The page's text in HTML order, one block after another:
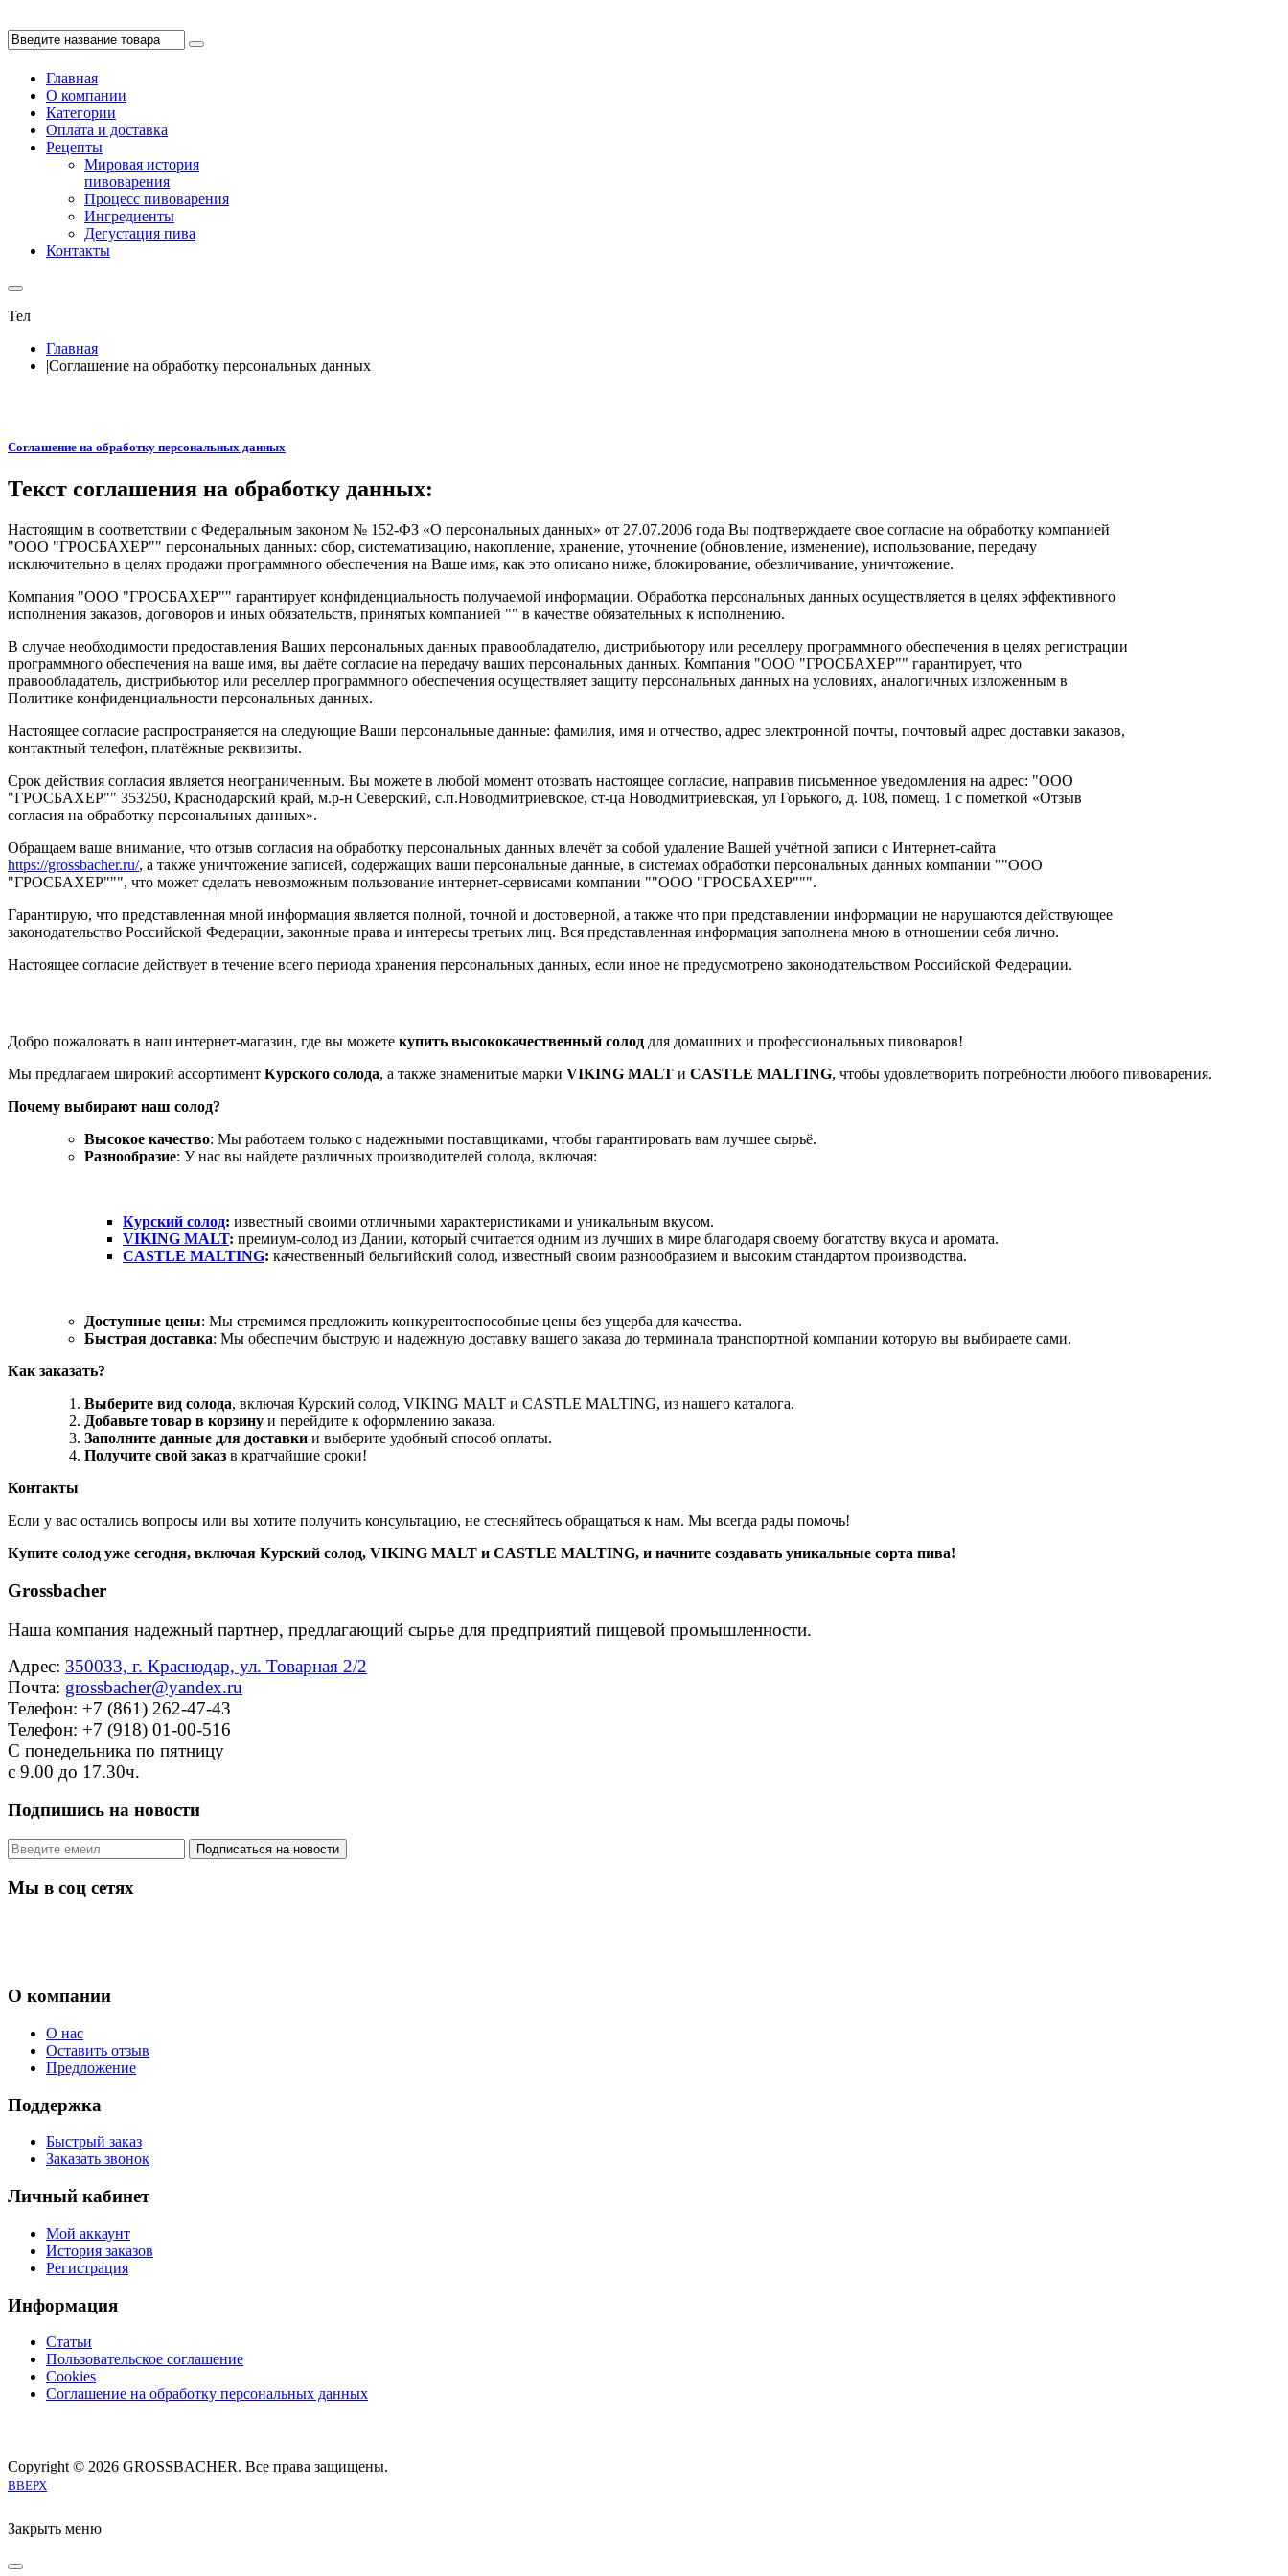
Главная
О компании
Категории
Оплата и доставка
Рецепты
Мировая история
пивоварения
Процесс пивоварения
Ингредиенты
Дегустация пива
Контакты
Тел
Главная
|Соглашение на обработку персональных данных
Соглашение на обработку персональных данных
Текст соглашения на обработку данных:
Настоящим в соответствии с Федеральным законом № 152-ФЗ «О персональных данных» от 27.07.2006 года Вы подтверждаете свое согласие на обработку компанией
"ООО "ГРОСБАХЕР"" персональных данных: сбор, систематизацию, накопление, хранение, уточнение (обновление, изменение), использование, передачу
исключительно в целях продажи программного обеспечения на Ваше имя, как это описано ниже, блокирование, обезличивание, уничтожение.
Компания "ООО "ГРОСБАХЕР"" гарантирует конфиденциальность получаемой информации. Обработка персональных данных осуществляется в целях эффективного
исполнения заказов, договоров и иных обязательств, принятых компанией "" в качестве обязательных к исполнению.
В случае необходимости предоставления Ваших персональных данных правообладателю, дистрибьютору или реселлеру программного обеспечения в целях регистрации
программного обеспечения на ваше имя, вы даёте согласие на передачу ваших персональных данных. Компания "ООО "ГРОСБАХЕР"" гарантирует, что
правообладатель, дистрибьютор или реселлер программного обеспечения осуществляет защиту персональных данных на условиях, аналогичных изложенным в
Политике конфиденциальности персональных данных.
Настоящее согласие распространяется на следующие Ваши персональные данные: фамилия, имя и отчество, адрес электронной почты, почтовый адрес доставки заказов,
контактный телефон, платёжные реквизиты.
Срок действия согласия является неограниченным. Вы можете в любой момент отозвать настоящее согласие, направив письменное уведомления на адрес: "ООО
"ГРОСБАХЕР"" 353250, Краснодарский край, м.р-н Северский, с.п.Новодмитриевское, ст-ца Новодмитриевская, ул Горького, д. 108, помещ. 1 с пометкой «Отзыв
согласия на обработку персональных данных».
Обращаем ваше внимание, что отзыв согласия на обработку персональных данных влечёт за собой удаление Вашей учётной записи с Интернет-сайта
https://grossbacher.ru/, а также уничтожение записей, содержащих ваши персональные данные, в системах обработки персональных данных компании ""ООО
"ГРОСБАХЕР""", что может сделать невозможным пользование интернет-сервисами компании ""ООО "ГРОСБАХЕР""".
Гарантирую, что представленная мной информация является полной, точной и достоверной, а также что при представлении информации не нарушаются действующее
законодательство Российской Федерации, законные права и интересы третьих лиц. Вся представленная информация заполнена мною в отношении себя лично.
Настоящее согласие действует в течение всего периода хранения персональных данных, если иное не предусмотрено законодательством Российской Федерации.
Добро пожаловать в наш интернет-магазин, где вы можете купить высококачественный солод для домашних и профессиональных пивоваров!
Мы предлагаем широкий ассортимент Курского солода, а также знаменитые марки VIKING MALT и CASTLE MALTING, чтобы удовлетворить потребности любого пивоварения.
Почему выбирают наш солод?
Высокое качество: Мы работаем только с надежными поставщиками, чтобы гарантировать вам лучшее сырьё.
Разнообразие: У нас вы найдете различных производителей солода, включая:
Курский солод: известный своими отличными характеристиками и уникальным вкусом.
VIKING MALT: премиум-солод из Дании, который считается одним из лучших в мире благодаря своему богатству вкуса и аромата.
CASTLE MALTING: качественный бельгийский солод, известный своим разнообразием и высоким стандартом производства.
Доступные цены: Мы стремимся предложить конкурентоспособные цены без ущерба для качества.
Быстрая доставка: Мы обеспечим быструю и надежную доставку вашего заказа до терминала транспортной компании которую вы выбираете сами.
Как заказать?
Выберите вид солода, включая Курский солод, VIKING MALT и CASTLE MALTING, из нашего каталога.
Добавьте товар в корзину и перейдите к оформлению заказа.
Заполните данные для доставки и выберите удобный способ оплаты.
Получите свой заказ в кратчайшие сроки!
Контакты
Если у вас остались вопросы или вы хотите получить консультацию, не стесняйтесь обращаться к нам. Мы всегда рады помочь!
Купите солод уже сегодня, включая Курский солод, VIKING MALT и CASTLE MALTING, и начните создавать уникальные сорта пива!
Grossbacher
Наша компания надежный партнер, предлагающий сырье для предприятий пищевой промышленности.
Адрес: 350033, г. Краснодар, ул. Товарная 2/2
Почта: grossbacher@yandex.ru
Телефон: +7 (861) 262-47-43
Телефон: +7 (918) 01-00-516
С понедельника по пятницу
с 9.00 до 17.30ч.
Подпишись на новости
Мы в соц сетях
О компании
О нас
Оставить отзыв
Предложение
Поддержка
Быстрый заказ
Заказать звонок
Личный кабинет
Мой аккаунт
История заказов
Регистрация
Информация
Статьи
Пользовательское соглашение
Cookies
Соглашение на обработку персональных данных
Copyright © 2026 GROSSBACHER. Все права защищены.
Joomla! 3 Templates
ВВЕРХ
Закрыть меню